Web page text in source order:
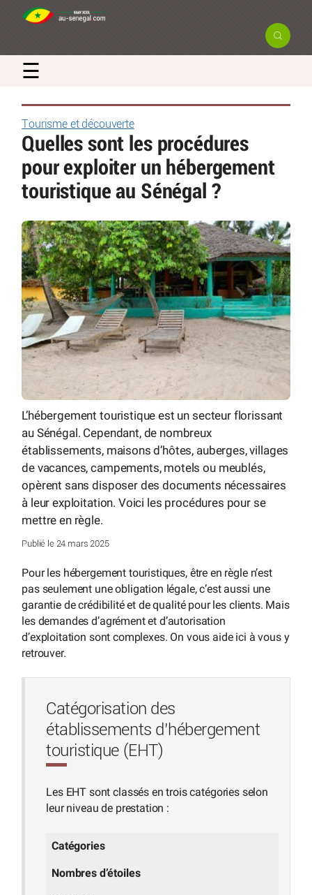
☰
Tourisme et découverte
Quelles sont les procédures
pour exploiter un hébergement
touristique au Sénégal ?
L’hébergement touristique est un secteur florissant
au Sénégal. Cependant, de nombreux
établissements, maisons d’hôtes, auberges, villages
de vacances, campements, motels ou meublés,
opèrent sans disposer des documents nécessaires
à leur exploitation. Voici les procédures pour se
mettre en règle.
Publié le 24 mars 2025
Pour les hébergement touristiques, être en règle n’est
pas seulement une obligation légale, c’est aussi une
garantie de crédibilité et de qualité pour les clients. Mais
les demandes d’agrément et d’autorisation
d’exploitation sont complexes. On vous aide ici à vous y
retrouver.
Catégorisation des
établissements d’hébergement
touristique (EHT)
Les EHT sont classés en trois catégories selon
leur niveau de prestation :
Catégories
Nombres d’étoiles